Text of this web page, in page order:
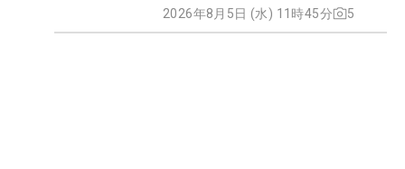
2026年8月5日 (水) 11時45分 5